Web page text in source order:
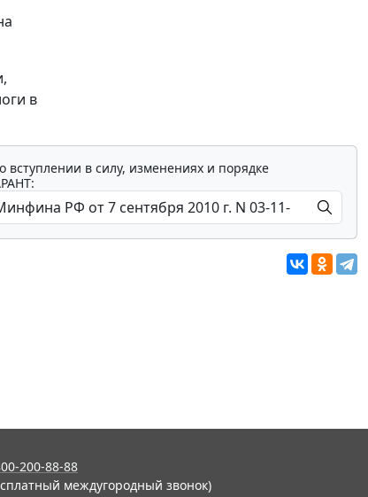
в
в силу, изменениях и порядке
200-88-88
междугородный звонок)